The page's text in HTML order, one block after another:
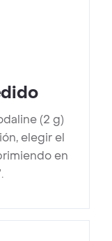
(2 g)
elegir el
en